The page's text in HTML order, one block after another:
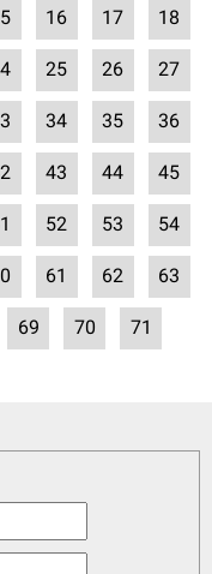
16 17
18
25 26
27
34 35
36
43 44
45
52 53
54
61 62
63
69 70 71